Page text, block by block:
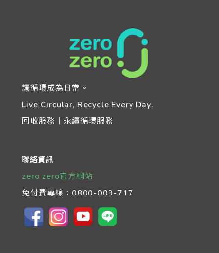
讓循環成為日常。
Live Circular, Recycle Every Day.
回收服務｜永續循環服務
聯絡資訊
zero zero官方網站
免付費專線： 0800-009-717